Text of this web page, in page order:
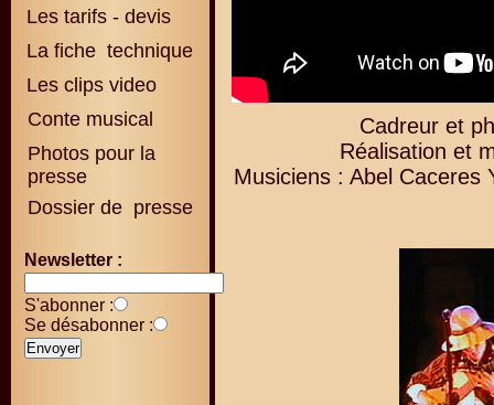
Les tarifs - devis
La fiche technique
Les clips video
Conte musical
Photos pour la
presse
Dossier de presse
Newsletter :
S'abonner :
Se désabonner :
Cadreur et
Réalisation et
Musiciens : Abel Caceres